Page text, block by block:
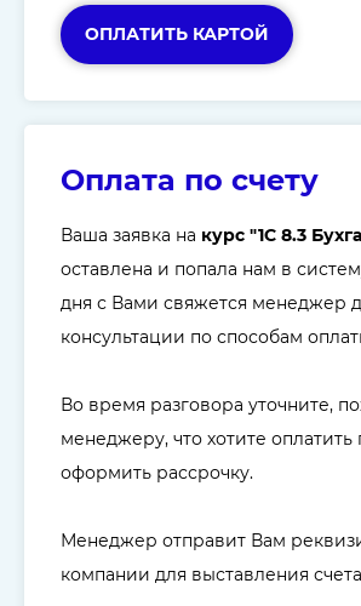
ОПЛАТИТЬ КАРТОЙ
Оплата по счету
Ваша заявка на курс "1C 8.3
оставлена и попала нам в
дня с Вами свяжется менеджер
консультации по способам
Во время разговора уточните,
менеджеру, что хотите оплатить
оформить рассрочку.
Менеджер отправит Вам
компании для выставления